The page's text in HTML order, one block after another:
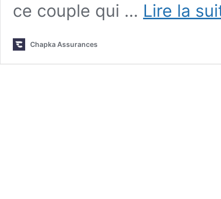
ce couple qui … Lire la
Chapka Assurances